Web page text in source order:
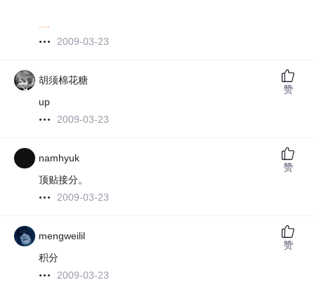
....
2009-03-23
胡须棉花糖
up
2009-03-23
赞
namhyuk
顶贴接分。
2009-03-23
赞
mengweilil
积分
2009-03-23
赞